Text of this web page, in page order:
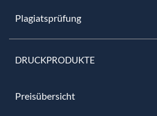
Plagiatsprüfung
DRUCKPRODUKTE
Preisübersicht